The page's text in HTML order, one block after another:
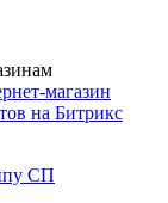
магазин
на Битрикс
СП